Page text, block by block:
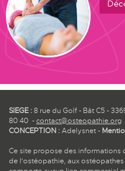
SIEGE :8 rue du Golf - Bât C5 -
80 40 -contact@osteopathie.org
CONCEPTION :Adelysnet-
Ce site propose des informations
de l'ostéopathie, aux